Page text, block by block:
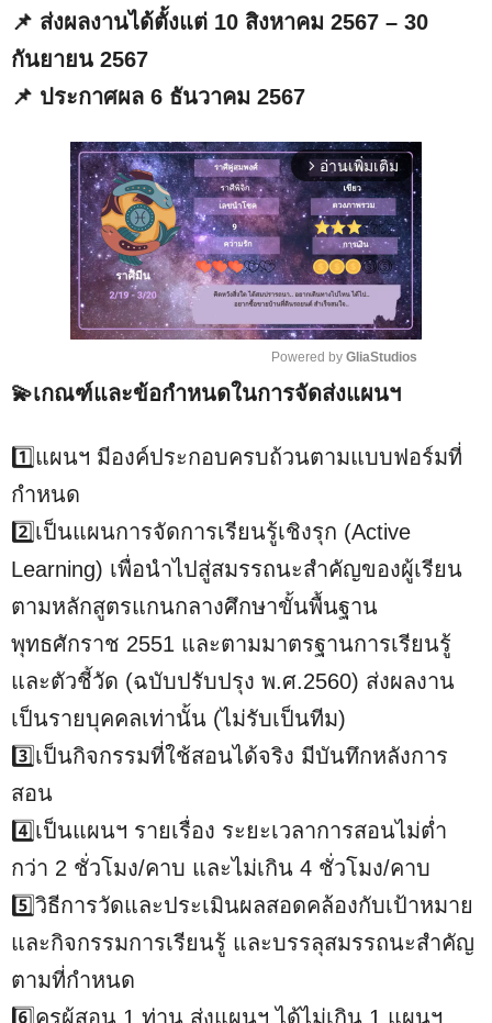
📌 ส่งผลงานได้ตั้งแต่ 10 สิงหาคม 2567 – 30
กันยายน 2567
📌 ประกาศผล 6 ธันวาคม 2567
arrow_forward_ios อ่านเพิ่มเติม
M
e
Powered by GliaStudios
💫เกณฑ์และข้อกำหนดในการจัดส่งแผนฯ
1️⃣แผนฯ มีองค์ประกอบครบถ้วนตามแบบฟอร์มที่
กำหนด
2️⃣เป็นแผนการจัดการเรียนรู้เชิงรุก (Active
Learning) เพื่อนำไปสู่สมรรถนะสำคัญของผู้เรียน
ตามหลักสูตรแกนกลางศึกษาขั้นพื้นฐาน
พุทธศักราช 2551 และตามมาตรฐานการเรียนรู้
และตัวชี้วัด (ฉบับปรับปรุง พ.ศ.2560) ส่งผลงาน
เป็นรายบุคคลเท่านั้น (ไม่รับเป็นทีม)
3️⃣เป็นกิจกรรมที่ใช้สอนได้จริง มีบันทึกหลังการ
สอน
4️⃣เป็นแผนฯ รายเรื่อง ระยะเวลาการสอนไม่ต่ำ
กว่า 2 ชั่วโมง/คาบ และไม่เกิน 4 ชั่วโมง/คาบ
5️⃣วิธีการวัดและประเมินผลสอดคล้องกับเป้าหมาย
และกิจกรรมการเรียนรู้ และบรรลุสมรรถนะสำคัญ
ตามที่กำหนด
6️⃣ครูผู้สอน 1 ท่าน ส่งแผนฯ ได้ไม่เกิน 1 แผนฯ